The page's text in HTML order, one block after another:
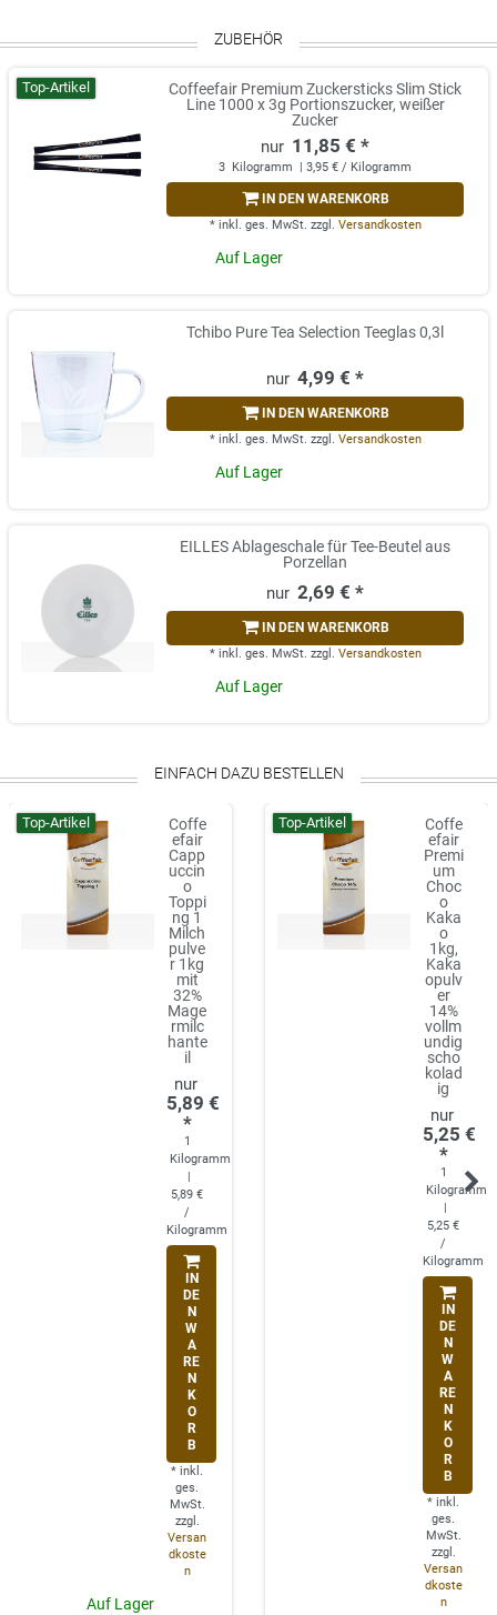
ZUBEHÖR
Top-Artikel
Coffeefair Premium Zuckersticks Slim Stick
Line 1000 x 3g Portionszucker, weißer
Zucker
11,85 € *
3 Kilogramm | 3,95 € / Kilogramm
IN DEN WARENKORB
* inkl. ges. MwSt. zzgl. Versandkosten
Auf Lager
Tchibo Pure Tea Selection Teeglas 0,3l
4,99 € *
IN DEN WARENKORB
* inkl. ges. MwSt. zzgl. Versandkosten
Auf Lager
EILLES Ablageschale für Tee-Beutel aus
Porzellan
2,69 € *
IN DEN WARENKORB
* inkl. ges. MwSt. zzgl. Versandkosten
Auf Lager
EINFACH DAZU BESTELLEN
Top-Artikel
Coffe
efair
Capp
uccin
o
Toppi
ng 1
Milch
pulve
r 1kg
mit
32%
Mage
rmilc
hante
il
5,89 €
*
1
Kilogramm
|
5,89 €
/
Kilogramm
IN
DE
N
W
A
RE
N
K
O
R
B
* inkl.
ges.
MwSt.
zzgl.
Versan
dkoste
n
Auf Lager
Top-Artikel
Coffe
efair
Premi
um
Choc
o
Kaka
o
1kg,
Kaka
opulv
er
14%
vollm
undig
scho
kolad
ig
5,25 €
*
1
Kilogramm
|
5,25 €
/
Kilogramm
IN
DE
N
W
A
RE
N
K
O
R
B
* inkl.
ges.
MwSt.
zzgl.
Versan
dkoste
n